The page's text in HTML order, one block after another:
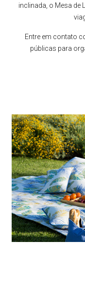
inclinada, o Mesa de
Entre em contato
públicas para